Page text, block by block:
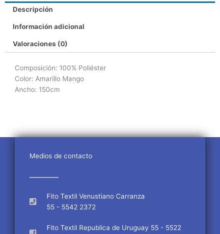
Descripción
Información adicional
Valoraciones (0)
Composición: 100% Poliéster
Color: Amarillo Mango
Ancho: 150cm
Medios de contacto
Fito Textil Venustiano Carranza
55 - 5542 2372
Fito Textil Republica de Uruguay 55 - 5522